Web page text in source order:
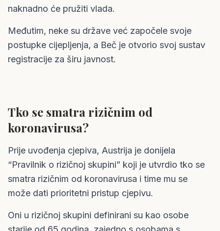
naknadno će pružiti vlada.
Međutim, neke su države već započele svoje
postupke cijepljenja, a Beč je otvorio svoj sustav
registracije za širu javnost.
Tko se smatra rizičnim od
koronavirusa?
Prije uvođenja cjepiva, Austrija je donijela
“Pravilnik o rizičnoj skupini” koji je utvrdio tko se
smatra rizičnim od koronavirusa i time mu se
može dati prioritetni pristup cjepivu.
Oni u rizičnoj skupini definirani su kao osobe